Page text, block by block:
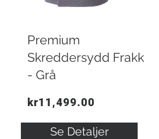
Premium
Skreddersydd Frakk
- Grå
kr11,499.00
Se Detaljer